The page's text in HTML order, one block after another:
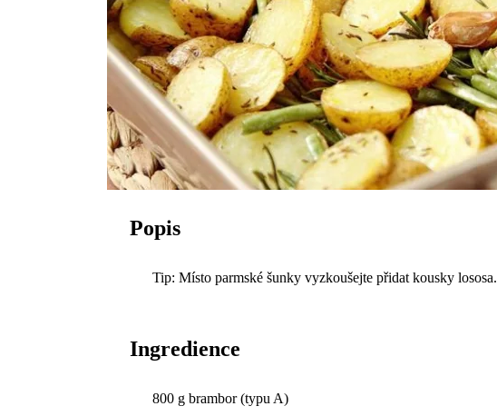
Popis
Tip: Místo parmské šunky vyzkoušejte přidat kousky lososa.
Ingredience
800 g brambor (typu A)